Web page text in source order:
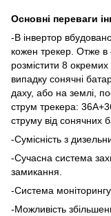
Основні переваги
-В інвертор
кожен трекер. Отже в
розмістити 8
випадку сонячні
даху, або на землі,
струм трекера:
струму від сонячних
-Сумісність з
-Сучасна система
замикання.
-Система
-Можливість